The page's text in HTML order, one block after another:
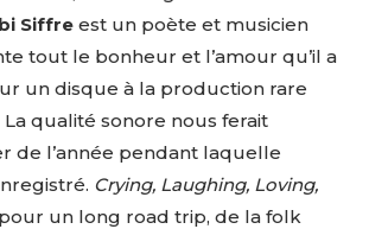
Siffre est un poète et musicien
tout le bonheur et l’amour qu’il a
un disque à la production rare
qualité sonore nous ferait
de l’année pendant laquelle
Crying, Laughing, Loving,
un long road trip, de la folk